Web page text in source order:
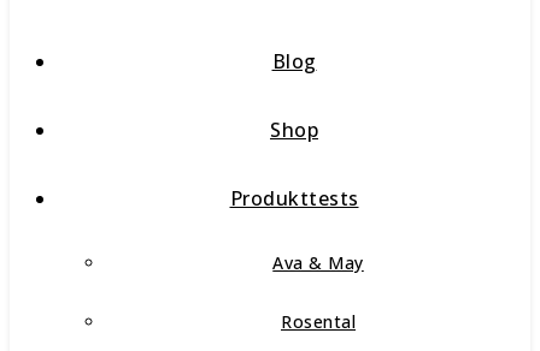
Blog
Shop
Produkttests
Ava & May
Rosental